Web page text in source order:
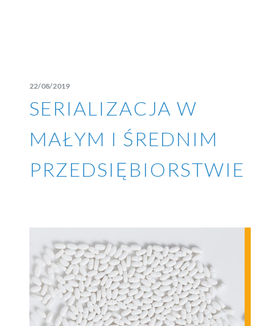
SERIALIZACJA W
MAŁYM I ŚREDNIM
PRZEDSIĘBIORSTWIE
22/08/2019